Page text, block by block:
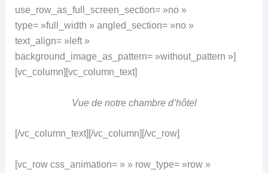
use_row_as_full_screen_section= »no »
type= »full_width » angled_section= »no »
text_align= »left »
background_image_as_pattern= »without_pattern »]
[vc_column][vc_column_text]
Vue de notre chambre d’hôtel
[/vc_column_text][/vc_column][/vc_row]
[vc_row css_animation= » » row_type= »row »